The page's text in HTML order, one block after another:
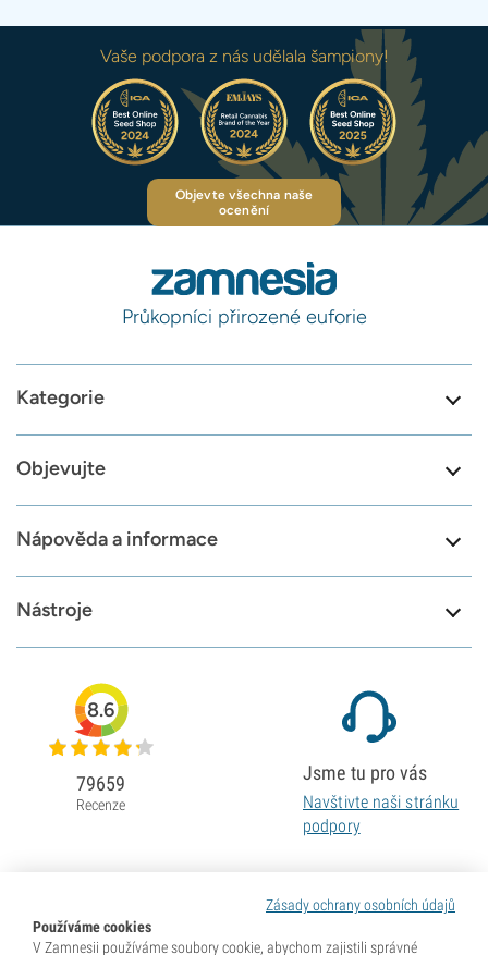
Vaše podpora z nás udělala šampiony!
Objevte všechna naše
ocenění
Průkopníci přirozené euforie
Kategorie
Objevujte
Nápověda a informace
Nástroje
Zásady ochrany osobních údajů
Používáme cookies
V Zamnesii používáme soubory cookie, abychom zajistili správné
8.6
79659
Recenze
Jsme tu pro vás
Navštivte naši stránku
podpory